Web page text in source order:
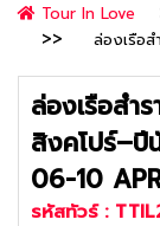
Tour In Love
ล่องเรือ
ล่องเรือสำ
สิงคโปร์–ปี
06-10
รหัสทัวร์ :